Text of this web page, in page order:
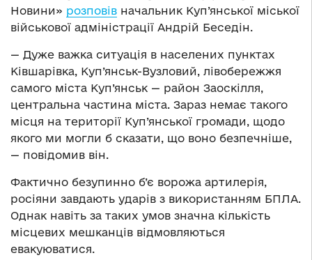
Новини» розповів начальник Куп’янської міської
військової адміністрації Андрій Беседін.
— Дуже важка ситуація в населених пунктах
Ківшарівка, Куп’янськ-Вузловий, лівобережжя
самого міста Куп’янськ — район Заоскілля,
центральна частина міста. Зараз немає такого
місця на території Куп’янської громади, щодо
якого ми могли б сказати, що воно безпечніше,
— повідомив він.
Фактично безупинно б’є ворожа артилерія,
росіяни завдають ударів з використанням БПЛА.
Однак навіть за таких умов значна кількість
місцевих мешканців відмовляються
евакуюватися.